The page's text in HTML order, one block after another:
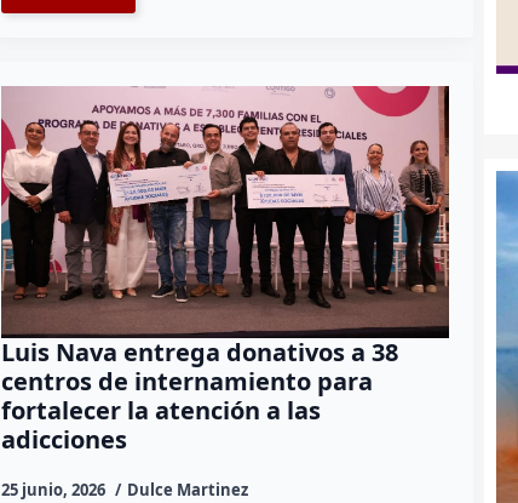
Luis Nava entrega donativos a 38
centros de internamiento para
fortalecer la atención a las
adicciones
25 junio, 2026 Dulce Martinez